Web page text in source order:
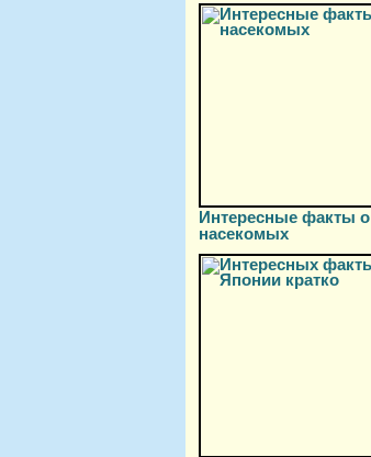
Интересные факты о
насекомых